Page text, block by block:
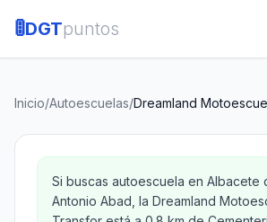
🚦DGTpuntos
Inicio/Autoescuelas/Dreamland
Si buscas autoescuela en Albacete
Antonio Abad, la Dreamland